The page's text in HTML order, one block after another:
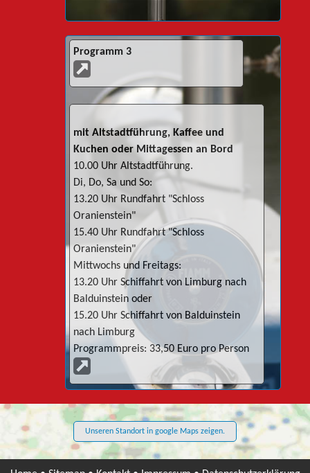
Programm 3
mit Altstadtführung, Kaffee und
Kuchen oder Mittagessen an Bord
10.00 Uhr Altstadtführung.
Di, Do, Sa und So:
13.20 Uhr Rundfahrt "Schloss
Oranienstein"
15.40 Uhr Rundfahrt "Schloss
Oranienstein"
Mittwochs und Freitags:
13.20 Uhr Schiffahrt von Limburg nach
Balduinstein oder
15.20 Uhr Schiffahrt von Balduinstein
nach Limburg
Programmpreis: 33,50 Euro pro Person
Unseren Standort in google Maps zeigen.